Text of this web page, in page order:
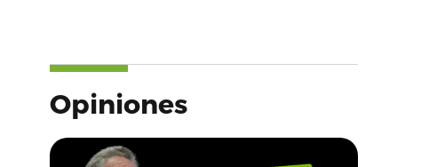
Opiniones